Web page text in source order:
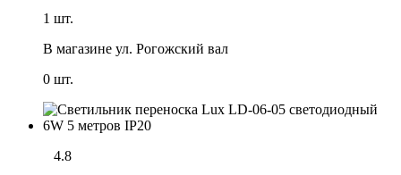
1 шт.
В магазине ул. Рогожский вал
0 шт.
4.8